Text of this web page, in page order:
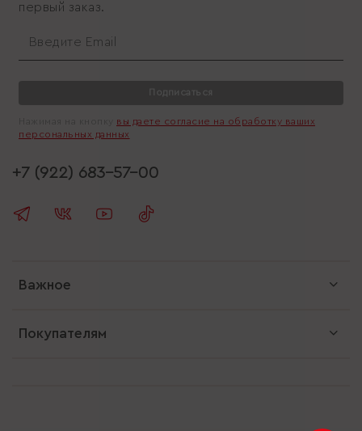
первый заказ.
Подписаться
вы даете согласие на обработку ваших
персональных данных
Важное
Покупателям
+7 (922) 683-57-00